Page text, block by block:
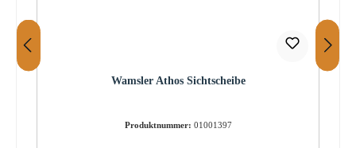
Wamsler Athos Sichtscheibe
Produktnummer: 01001397